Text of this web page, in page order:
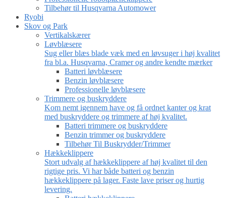
Tilbehør til Husqvarna Automower
Ryobi
Skov og Park
Vertikalskærer
Løvblæsere
Sug eller blæs blade væk med en løvsuger i høj kvalitet
fra bl.a. Husqvarna, Cramer og andre kendte mærker
Batteri løvblæsere
Benzin løvblæsere
Professionelle løvblæsere
Trimmere og buskryddere
Kom nemt igennem have og få ordnet kanter og krat
med buskryddere og trimmere af høj kvalitet.
Batteri trimmere og buskryddere
Benzin trimmer og buskryddere
Tilbehør Til Buskrydder/Trimmer
Hækkeklippere
Stort udvalg af hækkeklippere af høj kvalitet til den
rigtige pris. Vi har både batteri og benzin
hækkeklippere på lager. Faste lave priser og hurtig
levering.